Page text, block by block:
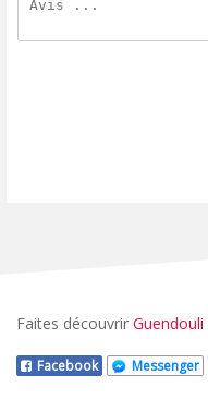
Faites découvrir Guendouli
Facebook Messenger